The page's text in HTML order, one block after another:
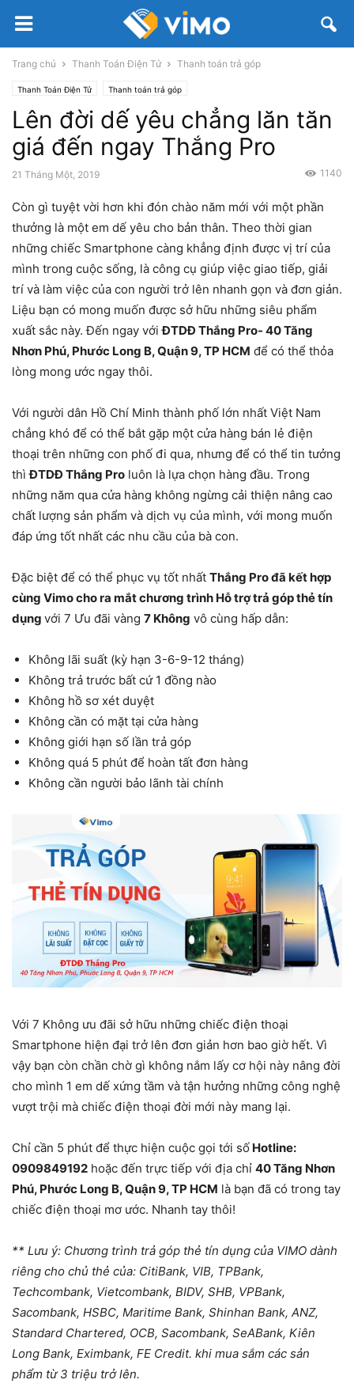
Trang chủ Thanh Toán Điện Tử Thanh toán trả góp
Thanh Toán Điện Tử Thanh toán trả góp
Lên đời dế yêu chẳng lăn tăn
giá đến ngay Thắng Pro
21 Tháng Một, 2019 1140
Còn gì tuyệt vời hơn khi đón chào năm mới với một phần
thưởng là một em dế yêu cho bản thân. Theo thời gian
những chiếc Smartphone càng khẳng định được vị trí của
mình trong cuộc sống, là công cụ giúp việc giao tiếp, giải
trí và làm việc của con người trở lên nhanh gọn và đơn giản.
Liệu bạn có mong muốn được sở hữu những siêu phẩm
xuất sắc này. Đến ngay vớiĐTDĐ Thắng Pro- 40 Tăng
Nhơn Phú, Phước Long B, Quận 9, TP HCM để có thể thỏa
lòng mong ước ngay thôi.
Với người dân Hồ Chí Minh thành phố lớn nhất Việt Nam
chẳng khó để có thể bắt gặp một cửa hàng bán lẻ điện
thoại trên những con phố đi qua, nhưng để có thể tin tưởng
thìĐTDĐ Thắng Pro luôn là lựa chọn hàng đầu. Trong
những năm qua cửa hàng không ngừng cải thiện nâng cao
chất lượng sản phẩm và dịch vụ của mình, với mong muốn
đáp ứng tốt nhất các nhu cầu của bà con.
Đặc biệt để có thể phục vụ tốt nhất Thắng Pro đã kết hợp
cùng Vimo cho ra mắt chương trình Hỗ trợ trả góp thẻ tín
dụng với 7 Ưu đãi vàng 7 Không vô cùng hấp dẫn:
Không lãi suất (kỳ hạn 3-6-9-12 tháng)
Không trả trước bất cứ 1 đồng nào
Không hồ sơ xét duyệt
Không cần có mặt tại cửa hàng
Không giới hạn số lần trả góp
Không quá 5 phút để hoàn tất đơn hàng
Không cần người bảo lãnh tài chính
Với 7 Không ưu đãi sở hữu những chiếc điện thoại
Smartphone hiện đại trở lên đơn giản hơn bao giờ hết. Vì
vậy bạn còn chần chờ gì không nắm lấy cơ hội này nâng đời
cho mình 1 em dế xứng tầm và tận hưởng những công nghệ
vượt trội mà chiếc điện thoại đời mới này mang lại.
Chỉ cần 5 phút để thực hiện cuộc gọi tới số Hotline:
0909849192 hoặc đến trực tiếp với địa chỉ 40 Tăng Nhơn
Phú, Phước Long B, Quận 9, TP HCM là bạn đã có trong tay
chiếc điện thoại mơ ước. Nhanh tay thôi!
** Lưu ý: Chương trình trả góp thẻ tín dụng của VIMO dành
riêng cho chủ thẻ của: CitiBank, VIB, TPBank,
Techcombank, Vietcombank, BIDV, SHB, VPBank,
Sacombank, HSBC, Maritime Bank, Shinhan Bank, ANZ,
Standard Chartered, OCB, Sacombank, SeABank, Kiên
Long Bank, Eximbank, FE Credit. khi mua sắm các sản
phẩm từ 3 triệu trở lên.